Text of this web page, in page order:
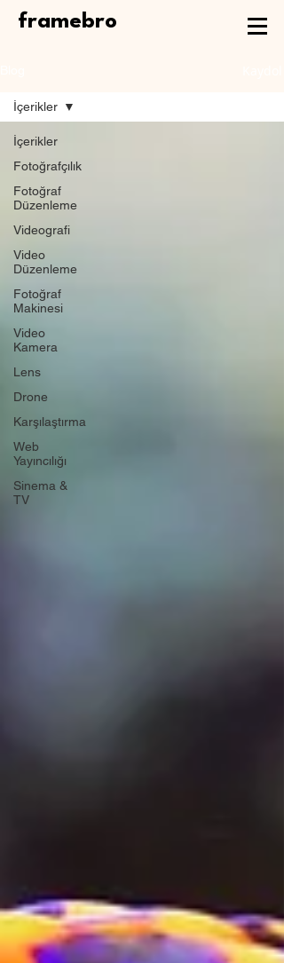
framebro
İçerikler
Fotoğrafçılık
Fotoğraf
Düzenleme
Videografi
Video
Düzenleme
Fotoğraf
Makinesi
Video
Kamera
Lens
Drone
Karşılaştırma
Web
Yayıncılığı
Sinema &
TV
İçerikler